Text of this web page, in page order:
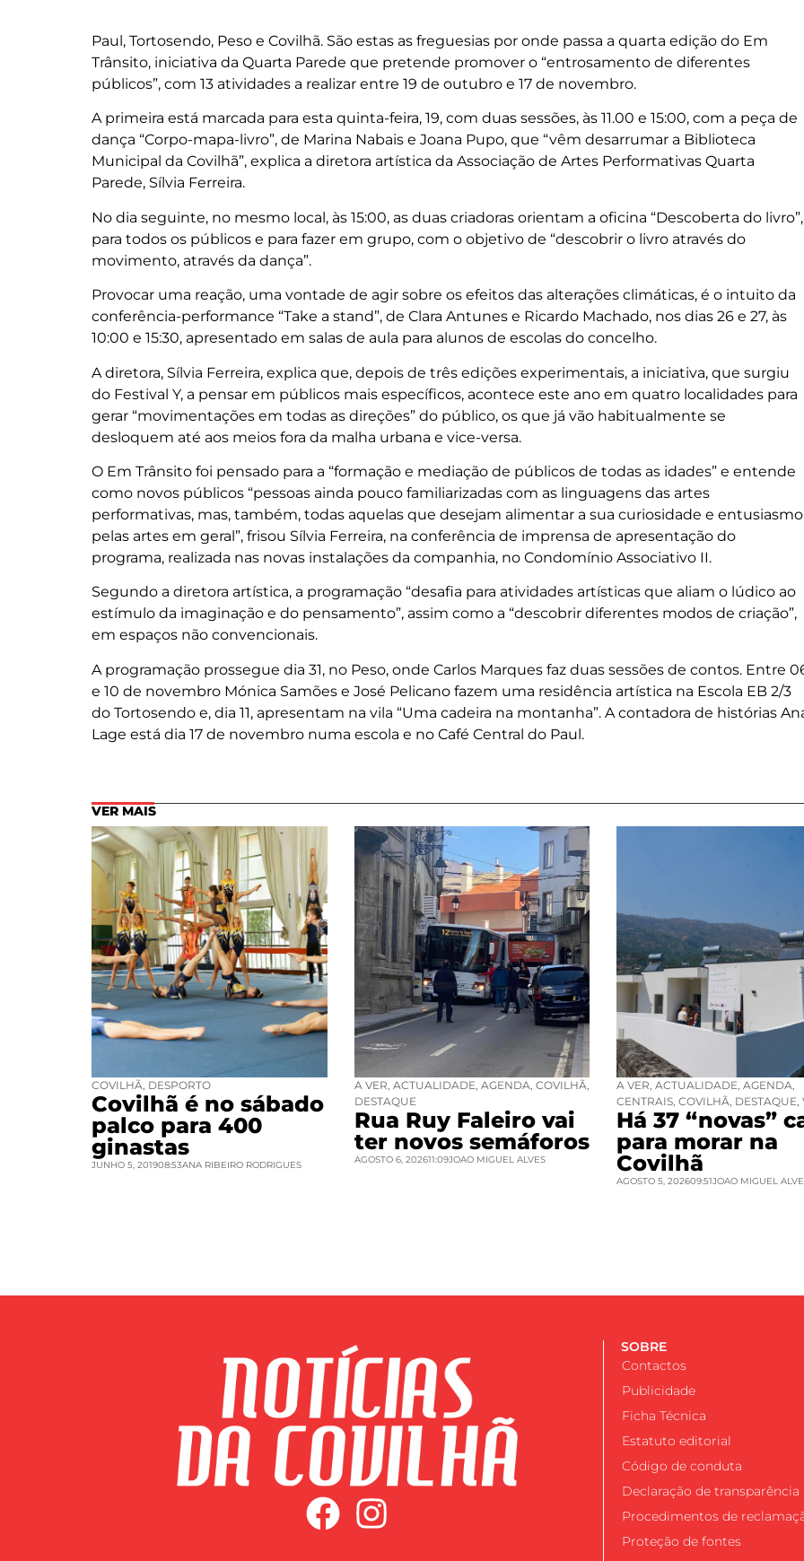
Paul, Tortosendo, Peso e Covilhã. São estas as freguesias por onde passa a quarta edição do Em
Trânsito, iniciativa da Quarta Parede que pretende promover o “entrosamento de diferentes
públicos”, com 13 atividades a realizar entre 19 de outubro e 17 de novembro.
A primeira está marcada para esta quinta-feira, 19, com duas sessões, às 11.00 e 15:00, com a peça de
dança “Corpo-mapa-livro”, de Marina Nabais e Joana Pupo, que “vêm desarrumar a Biblioteca
Municipal da Covilhã”, explica a diretora artística da Associação de Artes Performativas Quarta
Parede, Sílvia Ferreira.
No dia seguinte, no mesmo local, às 15:00, as duas criadoras orientam a oficina “Descoberta do livro”,
para todos os públicos e para fazer em grupo, com o objetivo de “descobrir o livro através do
movimento, através da dança”.
Provocar uma reação, uma vontade de agir sobre os efeitos das alterações climáticas, é o intuito da
conferência-performance “Take a stand”, de Clara Antunes e Ricardo Machado, nos dias 26 e 27, às
10:00 e 15:30, apresentado em salas de aula para alunos de escolas do concelho.
A diretora, Sílvia Ferreira, explica que, depois de três edições experimentais, a iniciativa, que surgiu
do Festival Y, a pensar em públicos mais específicos, acontece este ano em quatro localidades para
gerar “movimentações em todas as direções” do público, os que já vão habitualmente se
desloquem até aos meios fora da malha urbana e vice-versa.
O Em Trânsito foi pensado para a “formação e mediação de públicos de todas as idades” e entende
como novos públicos “pessoas ainda pouco familiarizadas com as linguagens das artes
performativas, mas, também, todas aquelas que desejam alimentar a sua curiosidade e entusiasmo
pelas artes em geral”, frisou Sílvia Ferreira, na conferência de imprensa de apresentação do
programa, realizada nas novas instalações da companhia, no Condomínio Associativo II.
Segundo a diretora artística, a programação “desafia para atividades artísticas que aliam o lúdico ao
estímulo da imaginação e do pensamento”, assim como a “descobrir diferentes modos de criação”,
em espaços não convencionais.
A programação prossegue dia 31, no Peso, onde Carlos Marques faz duas sessões de contos. Entre
e 10 de novembro Mónica Samões e José Pelicano fazem uma residência artística na Escola EB 2/3
do Tortosendo e, dia 11, apresentam na vila “Uma cadeira na montanha”. A contadora de histórias
Lage está dia 17 de novembro numa escola e no Café Central do Paul.
VER MAIS
COVILHÃ, DESPORTO
Covilhã é no sábado
palco para 400
ginastas
JUNHO 5, 201908:53ANA RIBEIRO RODRIGUES
A VER, ACTUALIDADE, AGENDA, COVILHÃ,
DESTAQUE
Rua Ruy Faleiro vai
ter novos semáforos
AGOSTO 6, 202611:09JOAO MIGUEL ALVES
A VER, ACTUALIDADE, AGENDA,
CENTRAIS, COVILHÃ, DESTAQUE,
Há 37 “novas”
para morar na
Covilhã
AGOSTO 5, 202609:51JOAO MIGUEL
SOBRE
Contactos
Publicidade
Ficha Técnica
Estatuto editorial
Código de conduta
Declaração de transparência
Procedimentos de
Proteção de fontes